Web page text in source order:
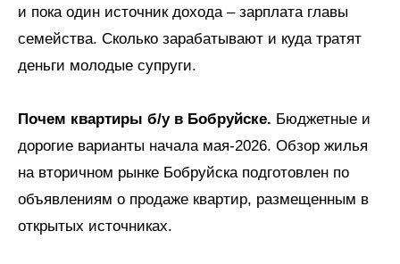
и пока один источник дохода – зарплата главы
семейства. Сколько зарабатывают и куда тратят
деньги молодые супруги.
Почем квартиры б/у в Бобруйске. Бюджетные и
дорогие варианты начала мая-2026. Обзор жилья
на вторичном рынке Бобруйска подготовлен по
объявлениям о продаже квартир, размещенным в
открытых источниках.